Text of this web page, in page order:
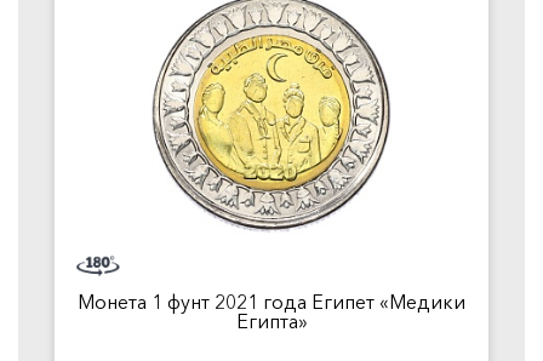
Монета 1 фунт 2021 года Египет «Медики
Египта»